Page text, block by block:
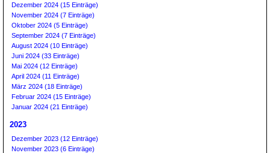
Dezember 2024 (15 Einträge)
November 2024 (7 Einträge)
Oktober 2024 (5 Einträge)
September 2024 (7 Einträge)
August 2024 (10 Einträge)
Juni 2024 (33 Einträge)
Mai 2024 (12 Einträge)
April 2024 (11 Einträge)
März 2024 (18 Einträge)
Februar 2024 (15 Einträge)
Januar 2024 (21 Einträge)
2023
Dezember 2023 (12 Einträge)
November 2023 (6 Einträge)